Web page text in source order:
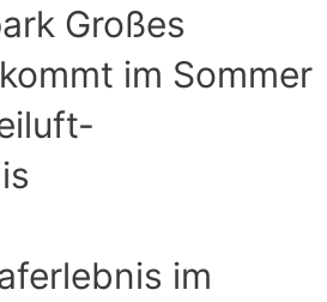
Großes
im Sommer
im